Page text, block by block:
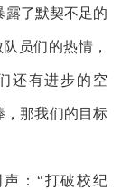
露了默契不足的
员们的热情，
还有进步的空
，那我们的目标
：“打破校纪